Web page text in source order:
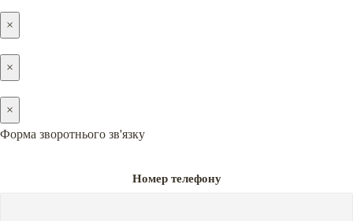
×
×
×
Форма зворотнього зв'язку
Номер телефону